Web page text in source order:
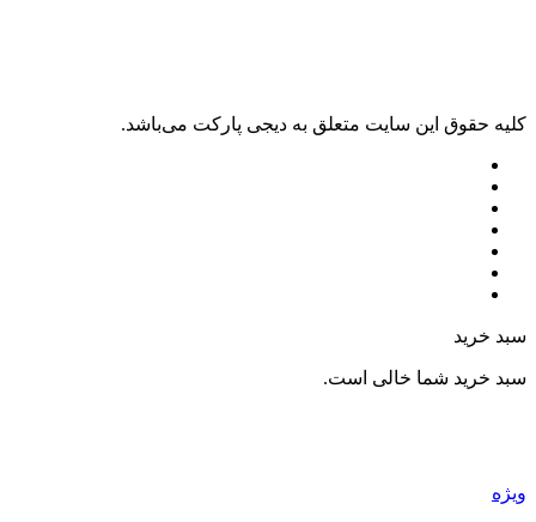
حقوق اين سايت متعلق به دیجی پارکت می‌باشد.
خرید
خرید شما خالی است.